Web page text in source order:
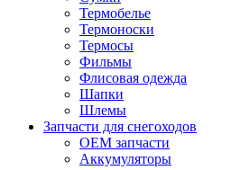
Термобелье
Термоноски
Термосы
Фильмы
Флисовая одежда
Шапки
Шлемы
Запчасти для снегоходов
OEM запчасти
Аккумуляторы